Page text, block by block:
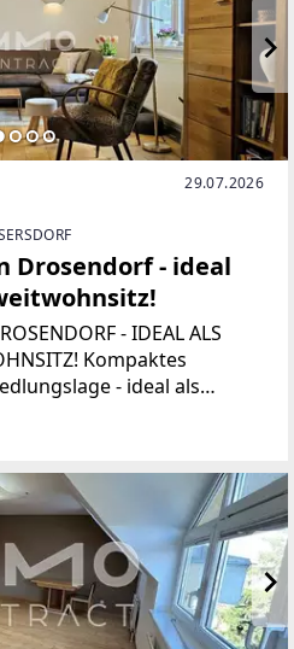
29.07.2026
Drosendorf - ideal
- IDEAL ALS
Kompaktes
- ideal als
sowie zur Vermietung.
es umfassend